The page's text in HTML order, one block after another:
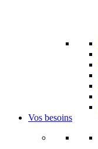
Vos besoins